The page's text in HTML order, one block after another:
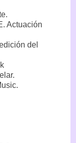
Actuación
del